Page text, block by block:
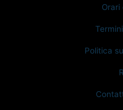
Orari
Politica